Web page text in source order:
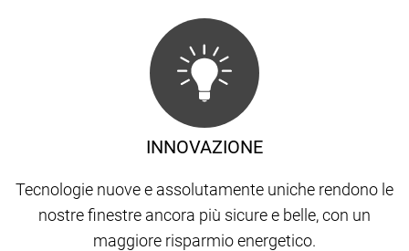
INNOVAZIONE
Tecnologie nuove e assolutamente uniche rendono le
nostre finestre ancora più sicure e belle, con un
maggiore risparmio energetico.